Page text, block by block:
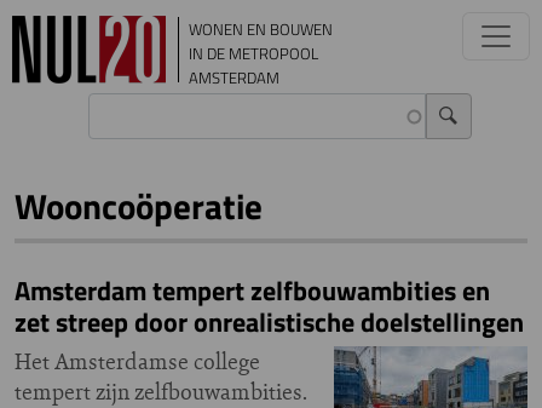
Overslaan en naar de inhoud gaan
WONEN EN BOUWEN
IN DE METROPOOL
AMSTERDAM
Wooncoöperatie
Amsterdam tempert zelfbouwambities en
zet streep door onrealistische doelstellingen
Het Amsterdamse college
tempert zijn zelfbouwambities.